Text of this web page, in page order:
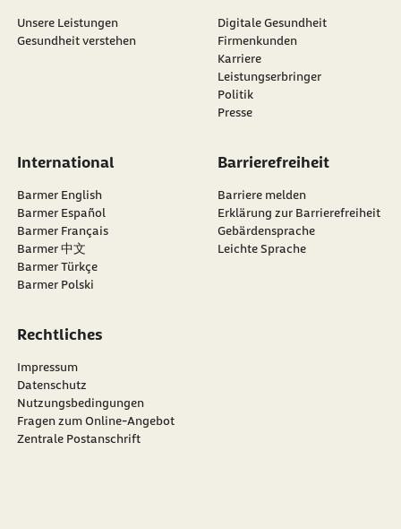
Unsere Leistungen
Gesundheit verstehen
Digitale Gesundheit
Firmenkunden
Karriere
Leistungserbringer
Politik
Presse
International
Barmer English
Barmer Español
Barmer Français
Barmer 中文
Barmer Türkçe
Barmer Polski
Barrierefreiheit
Barriere melden
Erklärung zur Barrierefreiheit
Gebärdensprache
Leichte Sprache
Rechtliches
Impressum
Datenschutz
Nutzungsbedingungen
Fragen zum Online-Angebot
Zentrale Postanschrift